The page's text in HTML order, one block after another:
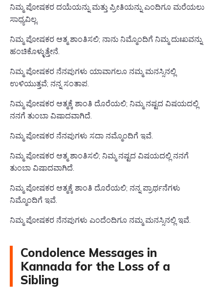
ನಿಮ್ಮ ಪೋಷಕರ ದಯೆಯನ್ನು ಮತ್ತು ಪ್ರೀತಿಯನ್ನು ಎಂದಿಗೂ ಮರೆಯಲು
ಸಾಧ್ಯವಿಲ್ಲ.
ನಿಮ್ಮ ಪೋಷಕರ ಆತ್ಮ ಶಾಂತಿಸಲಿ; ನಾನು ನಿಮ್ಮೊಂದಿಗೆ ನಿಮ್ಮ ದುಃಖವನ್ನು
ಹಂಚಿಕೊಳ್ಳುತ್ತೇನೆ.
ನಿಮ್ಮ ಪೋಷಕರ ನೆನಪುಗಳು ಯಾವಾಗಲೂ ನಮ್ಮ ಮನಸ್ಸಿನಲ್ಲಿ
ಉಳಿಯುತ್ತವೆ; ನನ್ನ ಸಂತಾಪ.
ನಿಮ್ಮ ಪೋಷಕರ ಆತ್ಮಕ್ಕೆ ಶಾಂತಿ ದೊರೆಯಲಿ; ನಿಮ್ಮ ನಷ್ಟದ ವಿಷಯದಲ್ಲಿ
ನನಗೆ ತುಂಬಾ ವಿಷಾದವಾಗಿದೆ.
ನಿಮ್ಮ ಪೋಷಕರ ನೆನಪುಗಳು ಸದಾ ನಮ್ಮೊಂದಿಗೆ ಇವೆ.
ನಿಮ್ಮ ಪೋಷಕರ ಆತ್ಮ ಶಾಂತಿಸಲಿ; ನಿಮ್ಮ ನಷ್ಟದ ವಿಷಯದಲ್ಲಿ ನನಗೆ
ತುಂಬಾ ವಿಷಾದವಾಗಿದೆ.
ನಿಮ್ಮ ಪೋಷಕರ ಆತ್ಮಕ್ಕೆ ಶಾಂತಿ ದೊರೆಯಲಿ; ನನ್ನ ಪ್ರಾರ್ಥನೆಗಳು
ನಿಮ್ಮೊಂದಿಗೆ ಇವೆ.
ನಿಮ್ಮ ಪೋಷಕರ ನೆನಪುಗಳು ಎಂದೆಂದಿಗೂ ನಮ್ಮ ಮನಸ್ಸಿನಲ್ಲಿ ಇವೆ.
Condolence Messages in
Kannada for the Loss of a
Sibling